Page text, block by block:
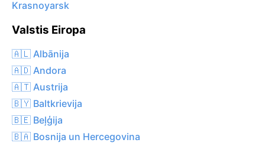
Krasnoyarsk
Valstis Eiropa
🇦🇱 Albānija
🇦🇩 Andora
🇦🇹 Austrija
🇧🇾 Baltkrievija
🇧🇪 Beļģija
🇧🇦 Bosnija un Hercegovina